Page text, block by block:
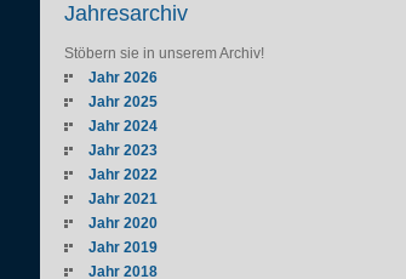
Jahresarchiv
Stöbern sie in unserem Archiv!
Jahr 2026
Jahr 2025
Jahr 2024
Jahr 2023
Jahr 2022
Jahr 2021
Jahr 2020
Jahr 2019
Jahr 2018